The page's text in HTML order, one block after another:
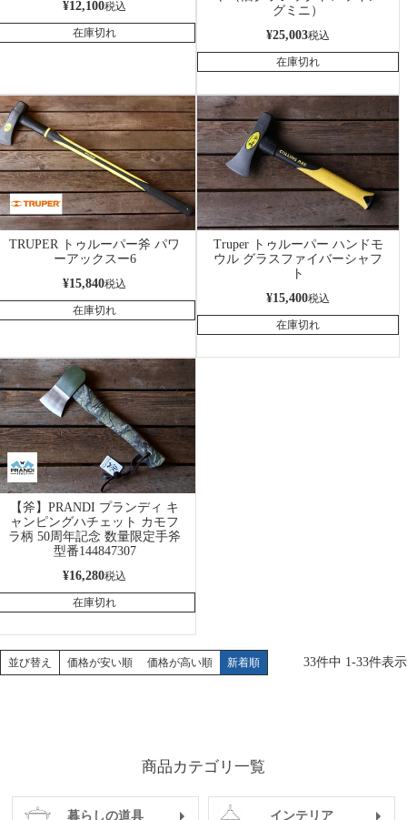
¥12,100税込
在庫切れ
グミニ）
¥25,003税込
在庫切れ
TRUPER トゥルーパー斧 パワ
ーアックスー6
¥15,840税込
在庫切れ
Truper トゥルーパー ハンドモ
ウル グラスファイバーシャフ
ト
¥15,400税込
在庫切れ
【斧】PRANDI プランディ キ
ャンピングハチェット カモフ
ラ柄 50周年記念 数量限定手斧
型番144847307
¥16,280税込
在庫切れ
並び替え 価格が安い順 価格が高い順 新着順 33件中 1-33件表示
商品カテゴリ一覧
暮らしの道具 インテリア